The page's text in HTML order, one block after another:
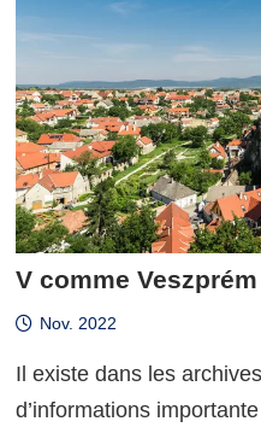
V comme Veszprém
Nov. 2022
Il existe dans les
d’informations